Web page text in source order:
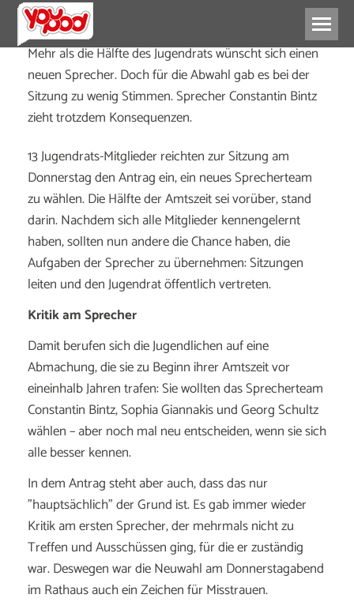
Mehr als die Hälfte des Jugendrats wünscht sich einen
neuen Sprecher. Doch für die Abwahl gab es bei der
Sitzung zu wenig Stimmen. Sprecher Constantin Bintz
zieht trotzdem Konsequenzen.
13 Jugendrats-Mitglieder reichten zur Sitzung am
Donnerstag den Antrag ein, ein neues Sprecherteam
zu wählen. Die Hälfte der Amtszeit sei vorüber, stand
darin. Nachdem sich alle Mitglieder kennengelernt
haben, sollten nun andere die Chance haben, die
Aufgaben der Sprecher zu übernehmen: Sitzungen
leiten und den Jugendrat öffentlich vertreten.
Kritik am Sprecher
Damit berufen sich die Jugendlichen auf eine
Abmachung, die sie zu Beginn ihrer Amtszeit vor
eineinhalb Jahren trafen: Sie wollten das Sprecherteam
Constantin Bintz, Sophia Giannakis und Georg Schultz
wählen – aber noch mal neu entscheiden, wenn sie sich
alle besser kennen.
In dem Antrag steht aber auch, dass das nur
"hauptsächlich" der Grund ist. Es gab immer wieder
Kritik am ersten Sprecher, der mehrmals nicht zu
Treffen und Ausschüssen ging, für die er zuständig
war. Deswegen war die Neuwahl am Donnerstagabend
im Rathaus auch ein Zeichen für Misstrauen.